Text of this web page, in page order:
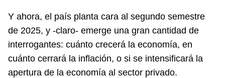
Y ahora, el país planta cara al segundo semestre
de 2025, y -claro- emerge una gran cantidad de
interrogantes: cuánto crecerá la economía, en
cuánto cerrará la inflación, o si se intensificará la
apertura de la economía al sector privado.